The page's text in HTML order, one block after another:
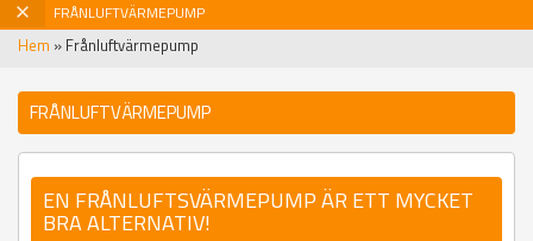
FRÅNLUFTVÄRMEPUMP
Hem » Frånluftvärmepump
FRÅNLUFTVÄRMEPUMP
EN FRÅNLUFTSVÄRMEPUMP ÄR ETT MYCKET
BRA ALTERNATIV!